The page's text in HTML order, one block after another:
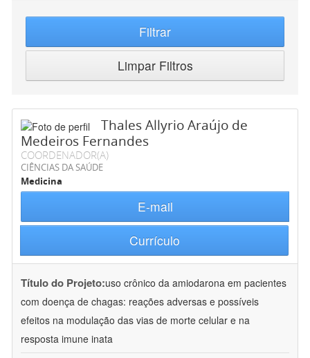
Filtrar
Limpar Filtros
Thales Allyrio Araújo de
Medeiros Fernandes
COORDENADOR(A)
CIÊNCIAS DA SAÚDE
Medicina
E-mail
Currículo
Título do Projeto:uso crônico da amiodarona em pacientes
com doença de chagas: reações adversas e possíveis
efeitos na modulação das vias de morte celular e na
resposta imune inata